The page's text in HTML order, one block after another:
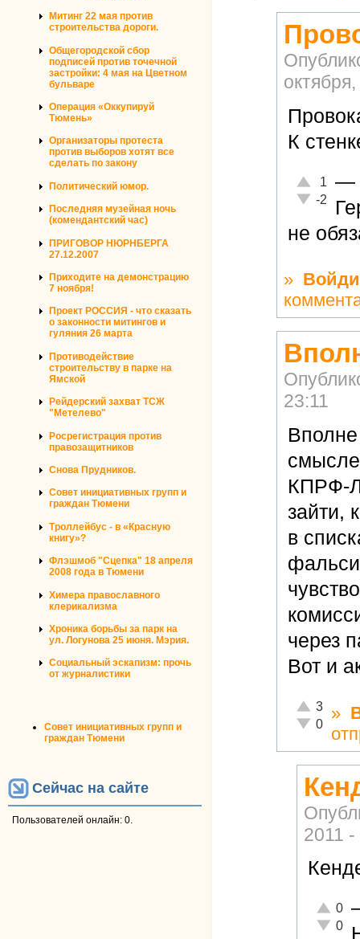
Митинг 22 мая против
строительства дороги.
Общегородской сбор
подписей против точечной
застройки: 4 мая на Цветном
бульваре
Операция «Оккупируй
Тюмень»
Организаторы протеста
против выборов хотят все
сделать по закону
Политический юмор.
Последняя музейная ночь
(комендантский час)
ПРИГОВОР НЮРНБЕРГА
27.12.2007
Приходите на демонстрацию
7 ноября!
Проект РОССИЯ - что сказать
о законности митингов и
гуляния 26 марта
Противодействие
строительству в парке на
Ямской
Рейдерский захват ТСЖ
"Метелево"
Росрегистрация против
правозащитников
Снова Прудников.
Совет инициативных групп и
граждан Тюмени
Троллейбус - в «Красную
книгу»?
Флэшмоб "Сцепка" 18 апреля
2008 года в Тюмени
Химера православного
клерикализма
Хроника борьбы за парк на
ул. Логунова 25 июня. Мэрия.
Социальный эскапизм: прочь
от журналистики
Совет инициативных групп и
граждан Тюмени
Сейчас на сайте
Пользователей онлайн: 0.
К
Отлично!
1
-2
—
не
»
23:11
Вполне
КПРФ-
зайти,
в
через
Вот и
Отлично!
3
0
»
2011
0
0